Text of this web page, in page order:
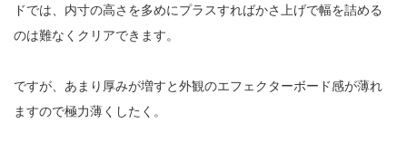
ドでは、内寸の高さを多めにプラスすればかさ上げで幅を詰める
のは難なくクリアできます。
ですが、あまり厚みが増すと外観のエフェクターボード感が薄れ
ますので極力薄くしたく。